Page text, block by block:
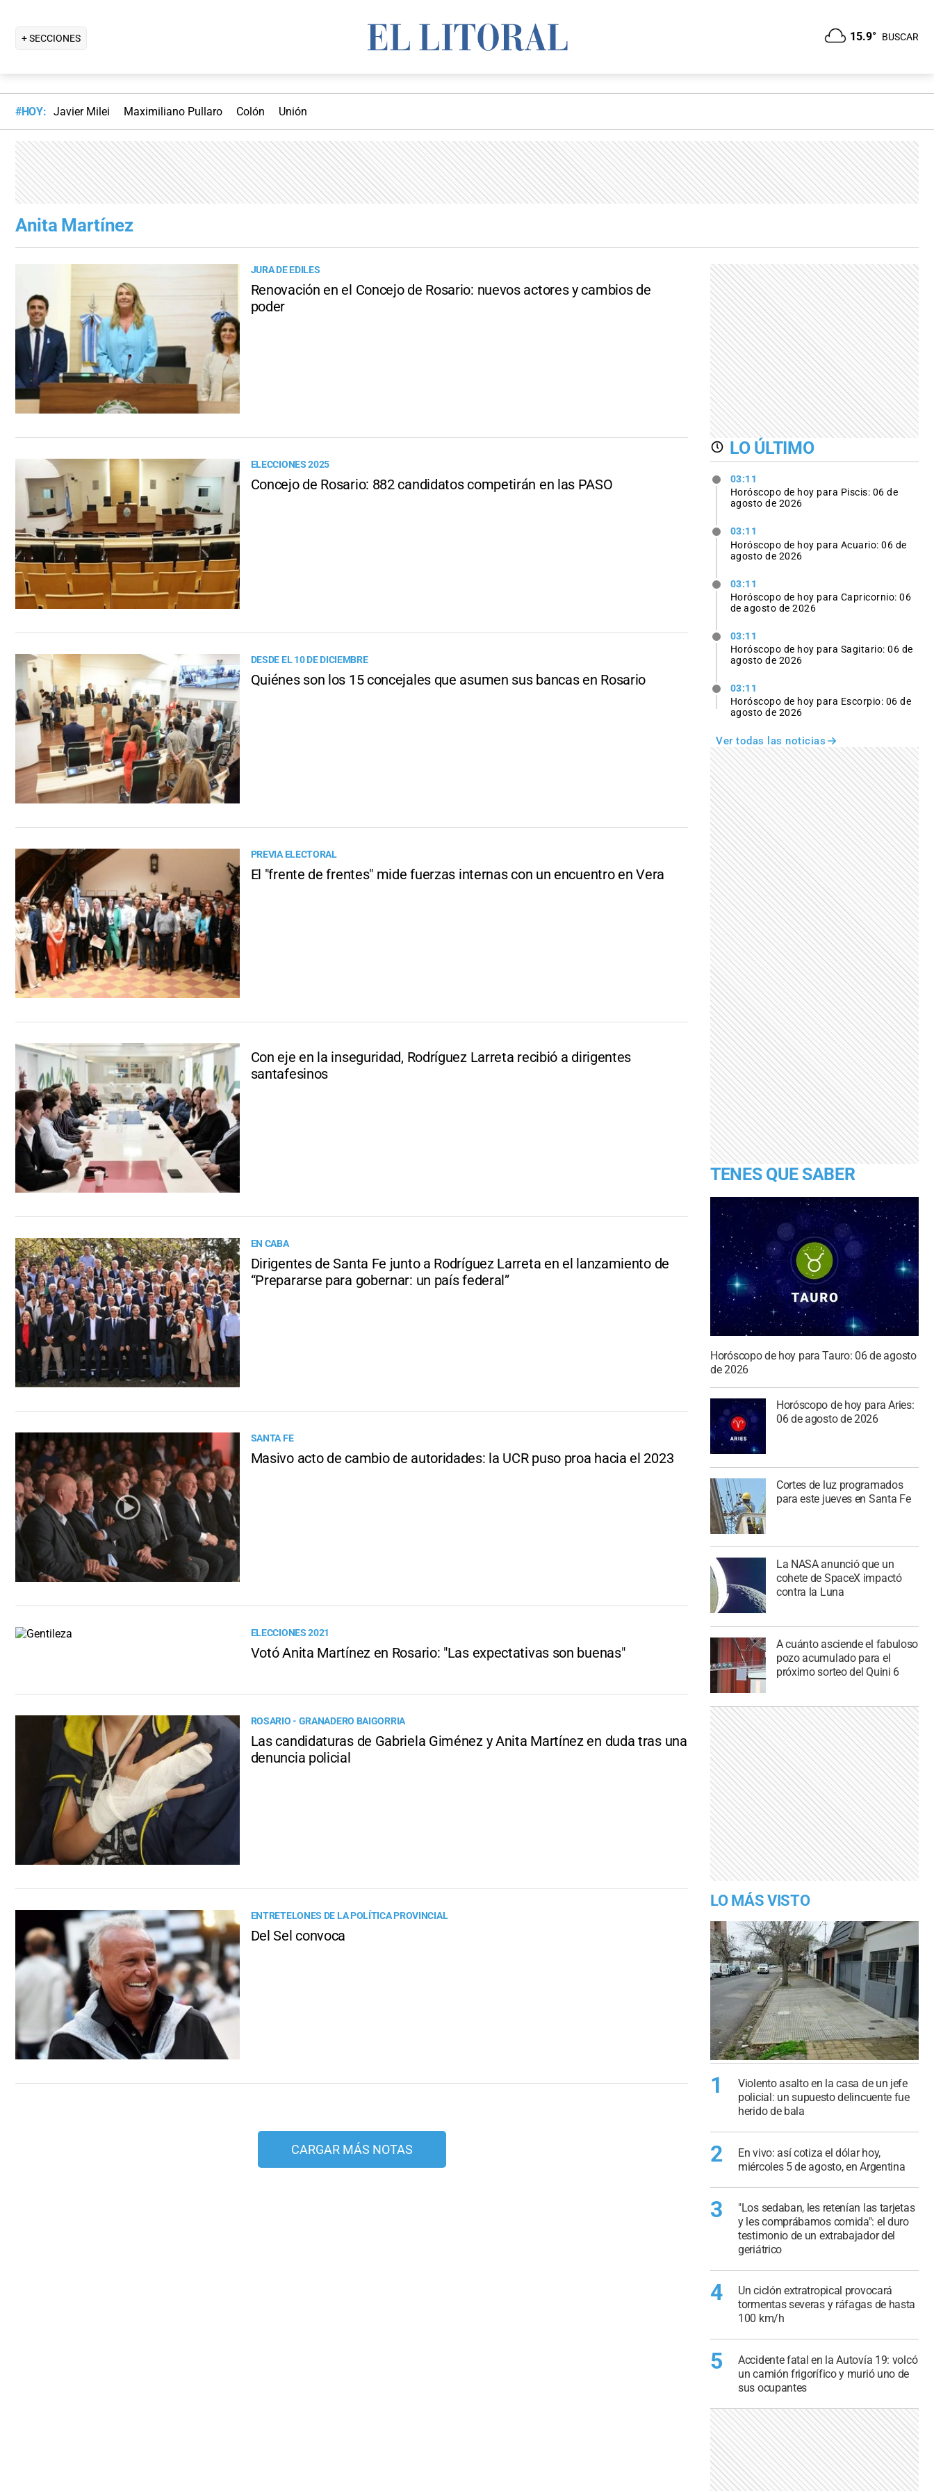
+ SECCIONES 15.9° BUSCAR
#HOY: Javier Milei Maximiliano Pullaro Colón Unión
Anita Martínez
JURA DE EDILES
Renovación en el Concejo de Rosario: nuevos actores y cambios de
poder
ELECCIONES 2025
Concejo de Rosario: 882 candidatos competirán en las PASO
DESDE EL 10 DE DICIEMBRE
Quiénes son los 15 concejales que asumen sus bancas en Rosario
PREVIA ELECTORAL
El "frente de frentes" mide fuerzas internas con un encuentro en Vera
Con eje en la inseguridad, Rodríguez Larreta recibió a dirigentes
santafesinos
EN CABA
Dirigentes de Santa Fe junto a Rodríguez Larreta en el lanzamiento de
“Prepararse para gobernar: un país federal”
SANTA FE
Masivo acto de cambio de autoridades: la UCR puso proa hacia el 2023
ELECCIONES 2021
Votó Anita Martínez en Rosario: "Las expectativas son buenas"
ROSARIO - GRANADERO BAIGORRIA
Las candidaturas de Gabriela Giménez y Anita Martínez en duda tras una
denuncia policial
ENTRETELONES DE LA POLÍTICA PROVINCIAL
Del Sel convoca
CARGAR MÁS NOTAS
LO ÚLTIMO
03:11
Horóscopo de hoy para Piscis: 06 de
agosto de 2026
03:11
Horóscopo de hoy para Acuario: 06 de
agosto de 2026
03:11
Horóscopo de hoy para Capricornio: 06
de agosto de 2026
03:11
Horóscopo de hoy para Sagitario: 06 de
agosto de 2026
03:11
Horóscopo de hoy para Escorpio: 06 de
agosto de 2026
Ver todas las noticias
TENES QUE SABER
Horóscopo de hoy para Tauro: 06 de agosto
de 2026
Horóscopo de hoy para Aries:
06 de agosto de 2026
Cortes de luz programados
para este jueves en Santa Fe
La NASA anunció que un
cohete de SpaceX impactó
contra la Luna
A cuánto asciende el fabuloso
pozo acumulado para el
próximo sorteo del Quini 6
LO MÁS VISTO
1
Violento asalto en la casa de un jefe
policial: un supuesto delincuente fue
herido de bala
2
En vivo: así cotiza el dólar hoy,
miércoles 5 de agosto, en Argentina
3
"Los sedaban, les retenían las tarjetas
y les comprábamos comida": el duro
testimonio de un extrabajador del
geriátrico
4
Un ciclón extratropical provocará
tormentas severas y ráfagas de hasta
100 km/h
5
Accidente fatal en la Autovía 19: volcó
un camión frigorífico y murió uno de
sus ocupantes